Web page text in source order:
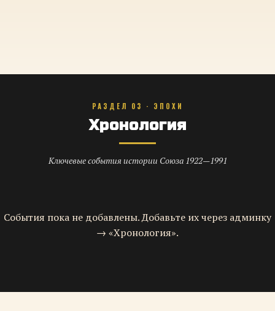
РАЗДЕЛ 03 · ЭПОХИ
Хронология
Ключевые события истории Союза 1922—1991
События пока не добавлены. Добавьте их через админку
→ «Хронология».